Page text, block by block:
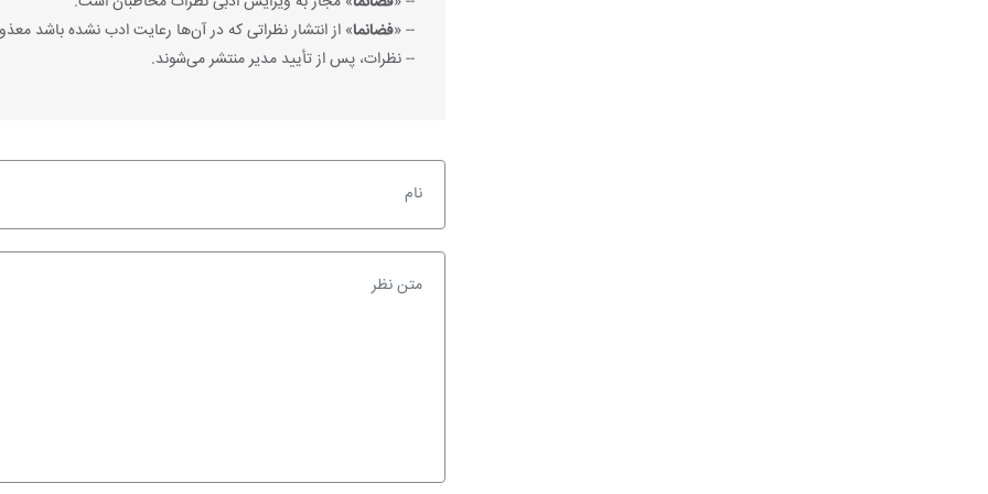
-- «فضانما» از انتشار نظراتی که در آن‌ها رعایت ادب نشده باشد
-- نظرات، پس از تأیید مدیر منتشر می‌شوند.